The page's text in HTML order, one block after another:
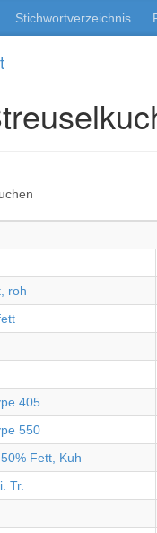
Stichwortverzeichnis
roh
405
550
Fett, Kuh
Tr.